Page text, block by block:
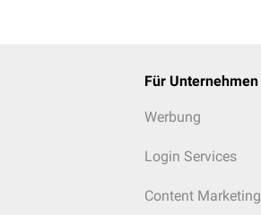
Für Unternehmen
Werbung
Login Services
Content Marketing